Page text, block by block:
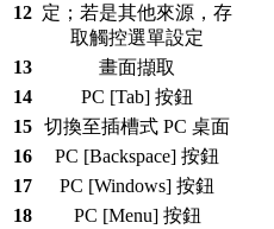
12 定；若是其他來源，存
取觸控選單設定
13
畫面擷取
14
PC [Tab] 按鈕
15 切換至插槽式 PC 桌面
16
PC [Backspace] 按鈕
17
PC [Windows] 按鈕
18
PC [Menu] 按鈕